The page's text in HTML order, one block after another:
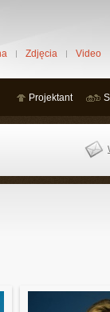
Zdjęcia Video
Projektant